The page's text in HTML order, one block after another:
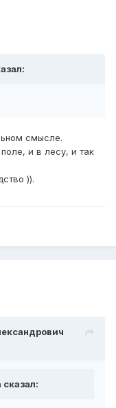
смысле.
и в лесу, и так
)).